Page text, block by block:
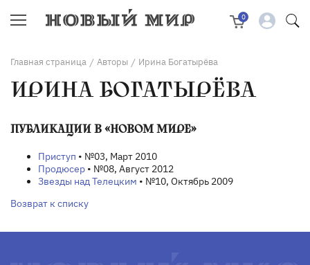
0
Главная страница / Авторы / Ирина Богатырёва
ИРИНА БОГАТЫРЁВА
ПУБЛИКАЦИИ В «НОВОМ МИРЕ»
Приступ • №03, Март 2010
Продюсер • №08, Август 2012
Звезды над Телецким • №10, Октябрь 2009
Возврат к списку